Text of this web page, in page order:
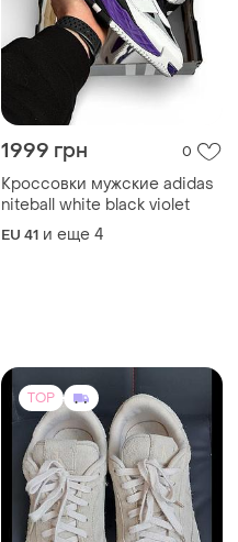
1999 грн 0
Кроссовки мужские adidas
niteball white black violet
EU 41 и еще 4
TOP